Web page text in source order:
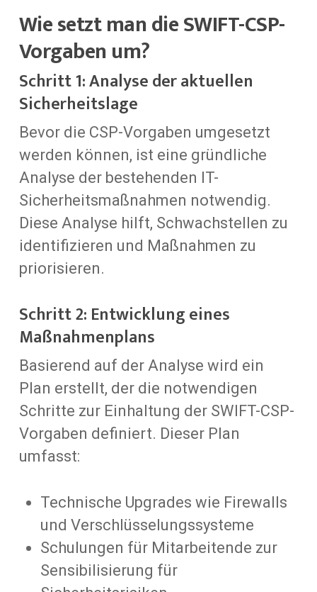
Wie setzt man die SWIFT-CSP-
Vorgaben um?
Schritt 1: Analyse der aktuellen
Sicherheitslage
Bevor die CSP-Vorgaben umgesetzt
werden können, ist eine gründliche
Analyse der bestehenden IT-
Sicherheitsmaßnahmen notwendig.
Diese Analyse hilft, Schwachstellen zu
identifizieren und Maßnahmen zu
priorisieren.
Schritt 2: Entwicklung eines
Maßnahmenplans
Basierend auf der Analyse wird ein
Plan erstellt, der die notwendigen
Schritte zur Einhaltung der SWIFT-CSP-
Vorgaben definiert. Dieser Plan
umfasst:
Technische Upgrades wie Firewalls
und Verschlüsselungssysteme
Schulungen für Mitarbeitende zur
Sensibilisierung für